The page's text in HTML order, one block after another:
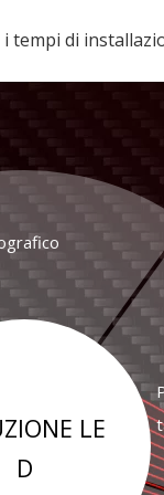
tempi di
LE
D